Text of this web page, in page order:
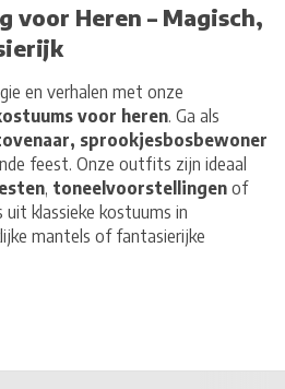
voor Heren – Magisch,
en verhalen met onze
voor heren. Ga als
sprookjesbosbewoner
feest. Onze outfits zijn ideaal
, toneelvoorstellingen of
uit klassieke kostuums in
mantels of fantasierijke